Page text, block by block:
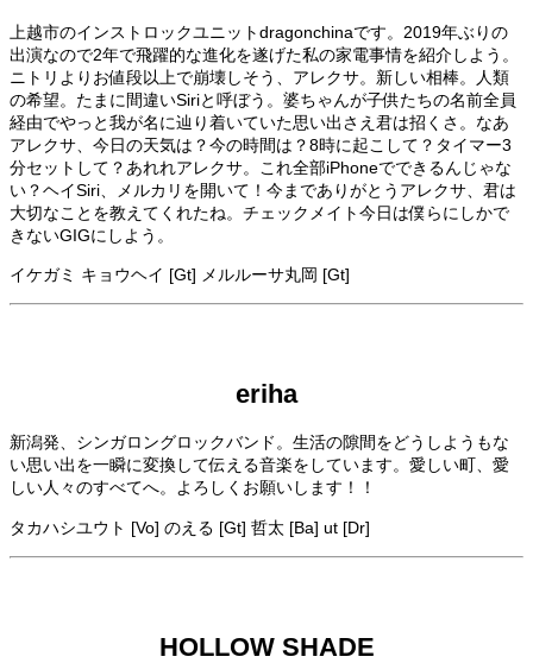
上越市のインストロックユニットdragonchinaです。2019年ぶりの
出演なので2年で飛躍的な進化を遂げた私の家電事情を紹介しよう。
ニトリよりお値段以上で崩壊しそう、アレクサ。新しい相棒。人類
の希望。たまに間違いSiriと呼ぼう。婆ちゃんが子供たちの名前全員
経由でやっと我が名に辿り着いていた思い出さえ君は招くさ。なあ
アレクサ、今日の天気は？今の時間は？8時に起こして？タイマー3
分セットして？あれれアレクサ。これ全部iPhoneでできるんじゃな
い？ヘイSiri、メルカリを開いて！今までありがとうアレクサ、君は
大切なことを教えてくれたね。チェックメイト今日は僕らにしかで
きないGIGにしよう。
イケガミ キョウヘイ [Gt] メルルーサ丸岡 [Gt]
eriha
新潟発、シンガロングロックバンド。生活の隙間をどうしようもな
い思い出を一瞬に変換して伝える音楽をしています。愛しい町、愛
しい人々のすべてへ。よろしくお願いします！！
タカハシユウト [Vo] のえる [Gt] 哲太 [Ba] ut [Dr]
HOLLOW SHADE